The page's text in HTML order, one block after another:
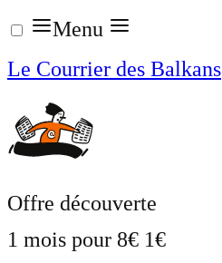
Aller
au
contenu
Menu
Le Courrier des Balkans
Offre découverte
1 mois pour 8€ 1€